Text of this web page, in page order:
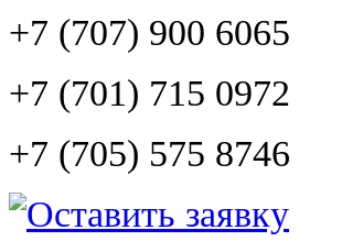
+7 (707) 900 6065
+7 (701) 715 0972
+7 (705) 575 8746